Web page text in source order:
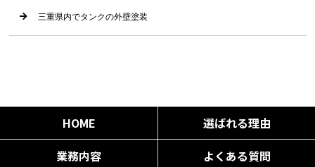
三重県内でタンクの外壁塗装
HOME
選ばれる理由
業務内容
よくある質問